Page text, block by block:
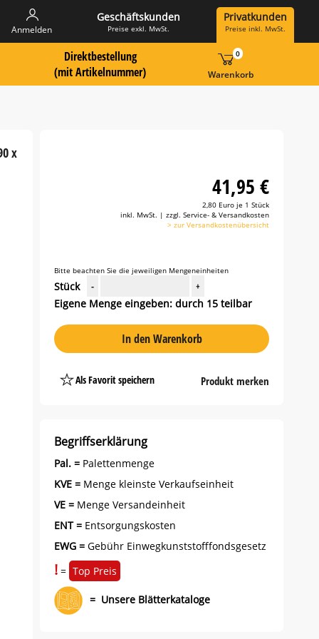
Anmelden
Geschäftskunden
Preise exkl. MwSt.
Privatkunden
Preise inkl. MwSt.
hier eingeben:
LandingpageDirektbestellung
(mit Artikelnummer)
Warenkorb
0
x
41,95 €
2,80 Euro je 1 Stück
inkl. MwSt. | zzgl. Service- & Versandkosten
> zur Versandkostenübersicht
Bitte beachten Sie die jeweiligen Mengeneinheiten
Stück - +
Eigene Menge eingeben: durch 15 teilbar
In den Warenkorb
Als Favorit speichern
PlatzhalterProdukt merken
Begriffserklärung
Pal. = Palettenmenge
KVE = Menge kleinste Verkaufseinheit
VE = Menge Versandeinheit
ENT = Entsorgungskosten
EWG = Gebühr Einwegkunststofffondsgesetz
! = Top Preis
= Unsere Blätterkataloge